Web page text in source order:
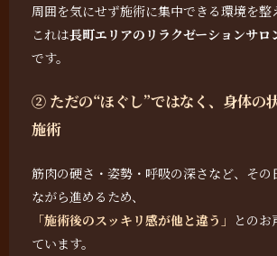
周囲を気にせず施術に集中できる環境を整
これは長町エリアのリラクゼーションサロ
です。
② ただの“ほぐし”ではなく、身体の
施術
筋肉の硬さ・姿勢・呼吸の深さなど、その
ながら進めるため、
「施術後のスッキリ感が他と違う」 とのお
ています。